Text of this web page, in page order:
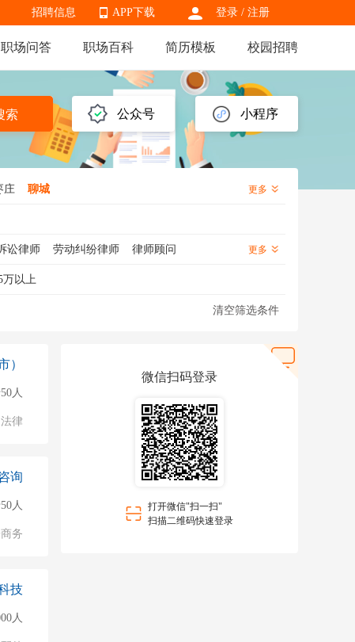
登录 / 注册
APP下载
APP下载
招聘信息
职场问答 职场百科 简历模板 校园招聘
公众号 小程序
索
庄 聊城 更多
讼律师 劳动纠纷律师
律师顾问
更多
万以上
清空筛选条件
）
人
法律
询
人
务
技
人
微信扫码登录
打开微信"扫一扫"
扫描二维码快速登录